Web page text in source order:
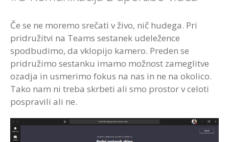
Če se ne moremo srečati v živo, nič hudega. Pri
pridružitvi na Teams sestanek udeležence
spodbudimo, da vklopijo kamero. Preden se
pridružimo sestanku imamo možnost zameglitve
ozadja in usmerimo fokus na nas in ne na okolico.
Tako nam ni treba skrbeti ali smo prostor v celoti
pospravili ali ne.